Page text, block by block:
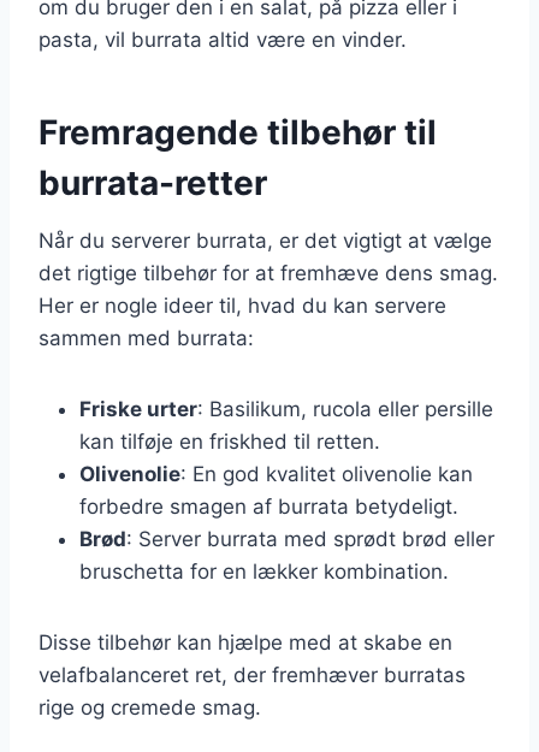
om du bruger den i en salat, på pizza eller i
pasta, vil burrata altid være en vinder.
Fremragende tilbehør til
burrata-retter
Når du serverer burrata, er det vigtigt at vælge
det rigtige tilbehør for at fremhæve dens smag.
Her er nogle ideer til, hvad du kan servere
sammen med burrata:
Friske urter: Basilikum, rucola eller persille
kan tilføje en friskhed til retten.
Olivenolie: En god kvalitet olivenolie kan
forbedre smagen af burrata betydeligt.
Brød: Server burrata med sprødt brød eller
bruschetta for en lækker kombination.
Disse tilbehør kan hjælpe med at skabe en
velafbalanceret ret, der fremhæver burratas
rige og cremede smag.